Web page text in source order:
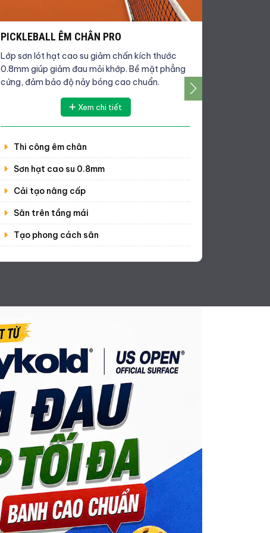
PICKLEBALL ÊM CHÂN PRO
Lớp sơn lót hạt cao su giảm chấn kích thước
0.8mm giúp giảm đau mỏi khớp. Bề mặt phẳng
cứng, đảm bảo độ nảy bóng cao chuẩn.
Xem chi tiết
Thi công êm chân
Sơn hạt cao su 0.8mm
Cải tạo nâng cấp
Sân trên tầng mái
Tạo phong cách sân